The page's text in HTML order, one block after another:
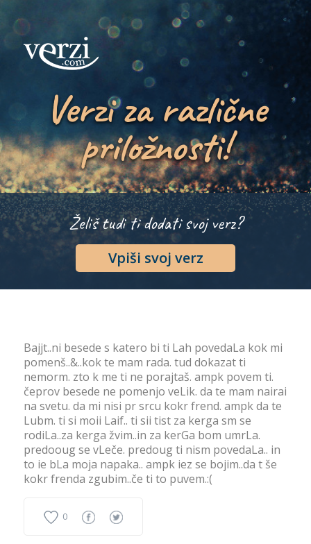
Verzi za različne
priložnosti!
Želiš tudi ti dodati svoj verz?
Vpiši svoj verz
Bajjt..ni besede s katero bi ti Lah povedaLa kok mi
pomenš..&..kok te mam rada. tud dokazat ti
nemorm. zto k me ti ne porajtaš. ampk povem ti.
čeprov besede ne pomenjo veLik. da te mam nairai
na svetu. da mi nisi pr srcu kokr frend. ampk da te
Lubm. ti si moii Laif.. ti sii tist za kerga sm se
rodiLa..za kerga žvim..in za kerGa bom umrLa.
predooug se vLeče. predoug ti nism povedaLa.. in
to ie bLa moja napaka.. ampk iez se bojim..da t še
kokr frenda zgubim..če ti to puvem.:(
0